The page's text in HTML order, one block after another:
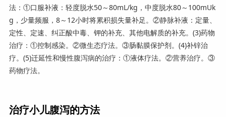
法：①口服补液：轻度脱水50～80mL/kg，中度脱水80～100mUk
g，少量频服，8～12小时将累积损失量补足。②静脉补液：定量、
定性、定速、纠正酸中毒、钾的补充、其他电解质的补充。(3)药物
治疗：①控制感染。②微生态疗法。③肠黏膜保护剂。(4)补锌治
疗。(5)迁延性和慢性腹泻病的治疗：①液体疗法。②营养治疗。③
药物疗法。
治疗小儿腹泻的方法